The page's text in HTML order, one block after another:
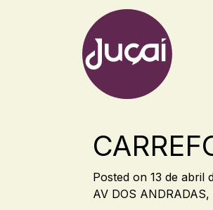
Main Navigation
Posted on 13 de abril
AV DOS